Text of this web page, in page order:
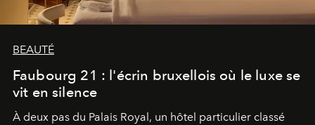
BEAUTÉ
Faubourg 21 : l'écrin bruxellois où le luxe se
vit en silence
À deux pas du Palais Royal, un hôtel particulier classé